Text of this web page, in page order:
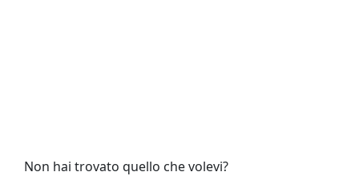
Non hai trovato quello che volevi?